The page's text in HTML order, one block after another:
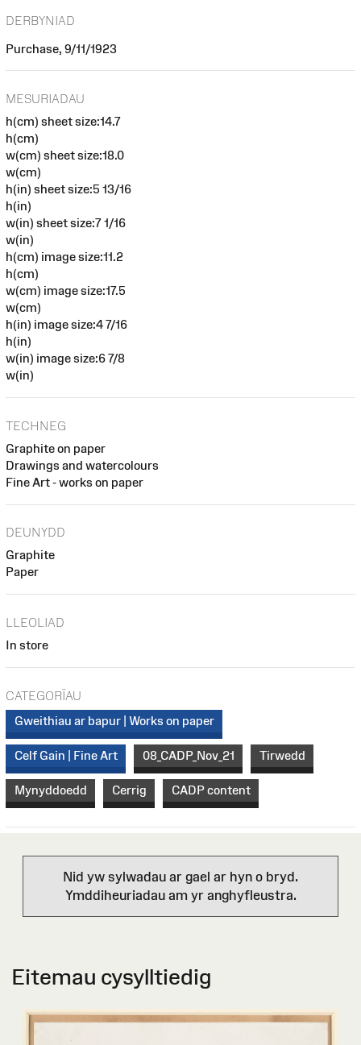
DERBYNIAD
Purchase, 9/11/1923
MESURIADAU
h(cm) sheet size:14.7
h(cm)
w(cm) sheet size:18.0
w(cm)
h(in) sheet size:5 13/16
h(in)
w(in) sheet size:7 1/16
w(in)
h(cm) image size:11.2
h(cm)
w(cm) image size:17.5
w(cm)
h(in) image size:4 7/16
h(in)
w(in) image size:6 7/8
w(in)
TECHNEG
Graphite on paper
Drawings and watercolours
Fine Art - works on paper
DEUNYDD
Graphite
Paper
LLEOLIAD
In store
CATEGORÏAU
Gweithiau ar bapur | Works on paper
Celf Gain | Fine Art 08_CADP_Nov_21 Tirwedd
Mynyddoedd Cerrig CADP content
Nid yw sylwadau ar gael ar hyn o bryd.
Ymddiheuriadau am yr anghyfleustra.
Eitemau cysylltiedig